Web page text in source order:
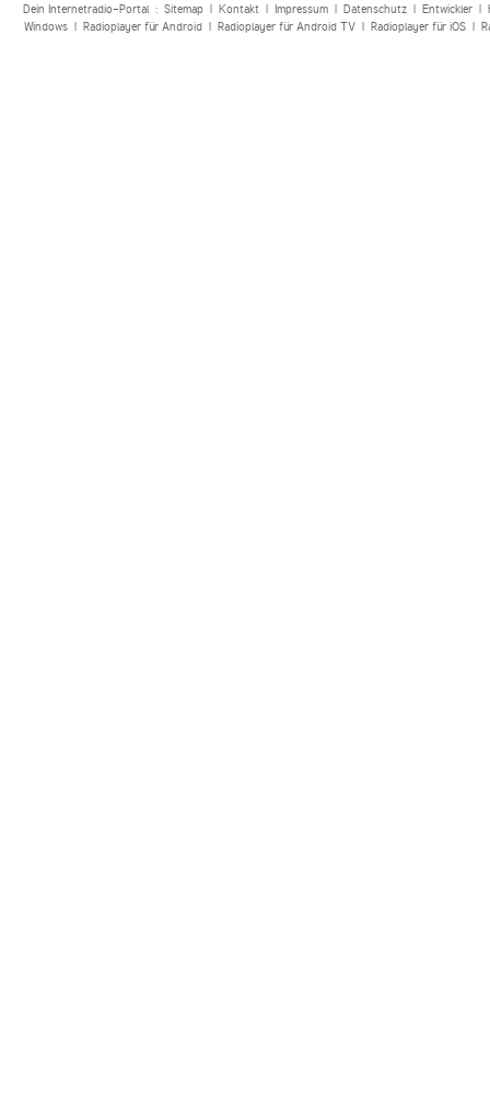
Dein Internetradio-Portal : Sitemap| Kontakt| Impressum| Datenschutz| Entwickler|
Windows| Radioplayer für Android| Radioplayer für Android TV| Radioplayer für iOS|